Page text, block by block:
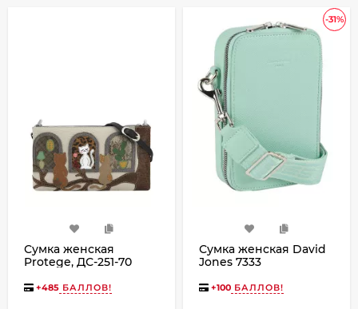
Сумка женская
Protege, ДС-251-70
+485 БАЛЛОВ!
-31%
Сумка женская David
Jones 7333
+100 БАЛЛОВ!